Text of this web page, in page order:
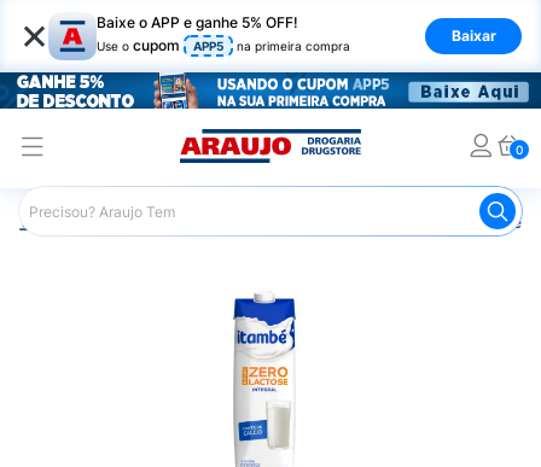
× Baixe o APP e ganhe 5% OFF!
Use o cupom APP5 na primeira compra
Baixar
0
Araujo Mercado Leite Integral Itambé